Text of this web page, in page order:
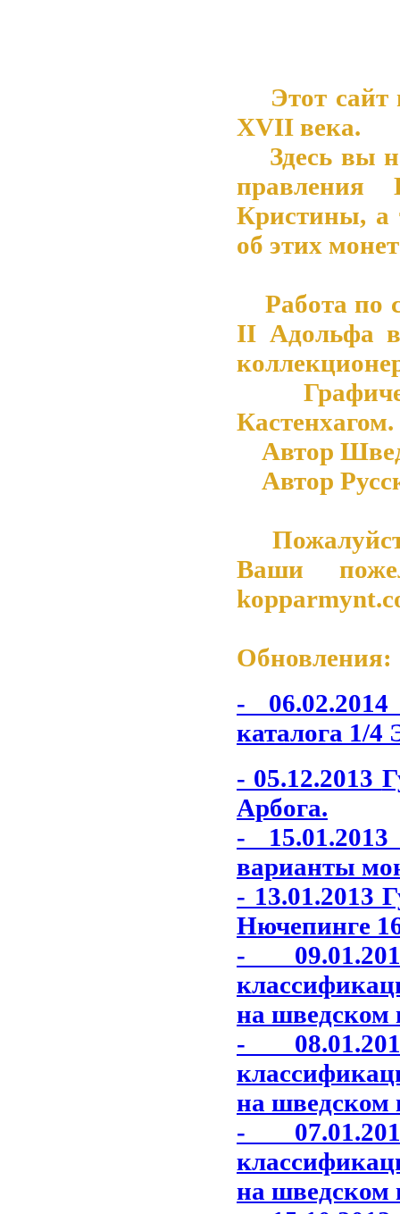
Этот сайт
XVII века.
Здесь вы
Кристины, а
об этих
Работа по
II Адольфа
Кастенхагом.
Автор
Автор
Ваши
Обновления:
-
каталога 1/4
- 05.12.2013
Арбога.
-
варианты
- 13.01.2013
Нючепинге
-
на шведском
-
на шведском
-
на шведском